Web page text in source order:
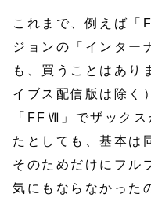
これまで、例えば「
ジョンの「インター
も、買うことはあり
イブス配信版は除く）
「FFⅦ」でザック
たとしても、基本は
そのためだけにフル
気にもならなかった